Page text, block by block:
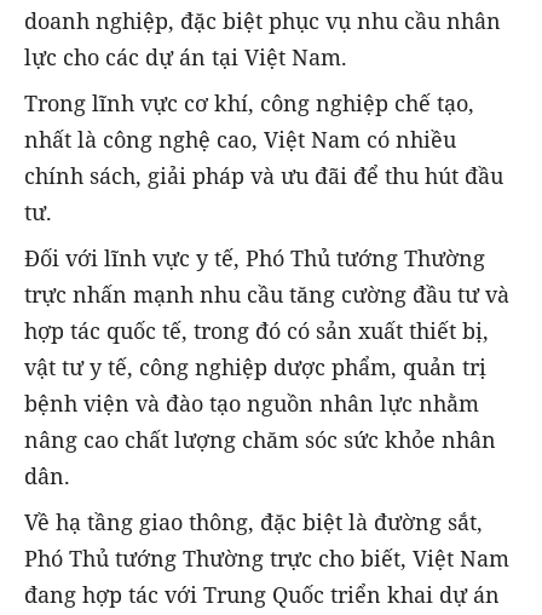
doanh nghiệp, đặc biệt phục vụ nhu cầu nhân
lực cho các dự án tại Việt Nam.
Trong lĩnh vực cơ khí, công nghiệp chế tạo,
nhất là công nghệ cao, Việt Nam có nhiều
chính sách, giải pháp và ưu đãi để thu hút đầu
tư.
Đối với lĩnh vực y tế, Phó Thủ tướng Thường
trực nhấn mạnh nhu cầu tăng cường đầu tư và
hợp tác quốc tế, trong đó có sản xuất thiết bị,
vật tư y tế, công nghiệp dược phẩm, quản trị
bệnh viện và đào tạo nguồn nhân lực nhằm
nâng cao chất lượng chăm sóc sức khỏe nhân
dân.
Về hạ tầng giao thông, đặc biệt là đường sắt,
Phó Thủ tướng Thường trực cho biết, Việt Nam
đang hợp tác với Trung Quốc triển khai dự án